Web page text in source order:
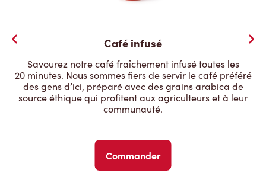
Café infusé
Savourez notre café fraîchement infusé toutes les
20 minutes. Nous sommes fiers de servir le café préféré
des gens d’ici, préparé avec des grains arabica de
source éthique qui profitent aux agriculteurs et à leur
communauté.
Commander